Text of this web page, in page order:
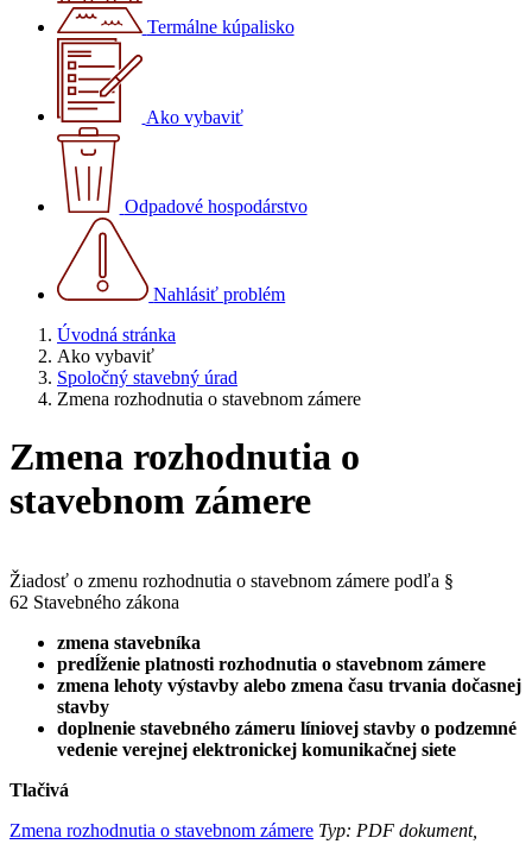
Termálne kúpalisko
Ako vybaviť
Odpadové hospodárstvo
Nahlásiť problém
Úvodná stránka
Ako vybaviť
Spoločný stavebný úrad
Zmena rozhodnutia o stavebnom zámere
Zmena rozhodnutia o
stavebnom zámere
Žiadosť o zmenu rozhodnutia o stavebnom zámere podľa §
62 Stavebného zákona
zmena stavebníka
predĺženie platnosti rozhodnutia o stavebnom zámere
zmena lehoty výstavby alebo zmena času trvania dočasnej
stavby
doplnenie stavebného zámeru líniovej stavby o podzemné
vedenie verejnej elektronickej komunikačnej siete
Tlačivá
Zmena rozhodnutia o stavebnom zámere Typ: PDF dokument,